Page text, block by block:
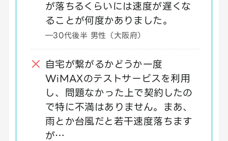
が落ちるくらいには速度が遅くな
ることが何度かありました。
―30代後半 男性（大阪府）
自宅が繋がるかどうか一度
WiMAXのテストサービスを利用
し、問題なかった上で契約したの
で特に不満はありません。まあ、
雨とか台風だと若干速度落ちます
が…